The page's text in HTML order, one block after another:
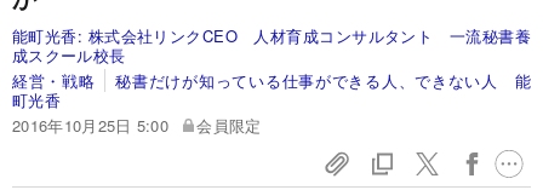
能町光香: 株式会社リンクCEO 人材育成コンサルタント 一流秘書養
成スクール校長
経営・戦略
秘書だけが知っている仕事ができる人、できない人 能
町光香
2016年10月25日 5:00
会員限定